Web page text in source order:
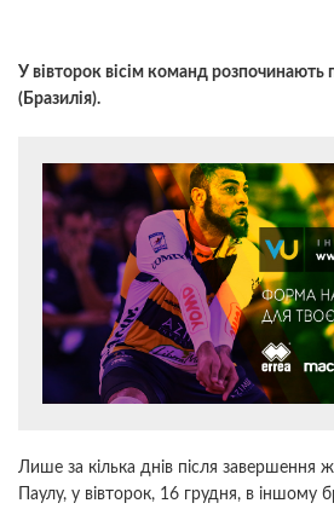
У вівторок вісім команд розпочинають
(Бразилія).
Лише за кілька днів після завершення
Паулу, у вівторок, 16 грудня, в іншому